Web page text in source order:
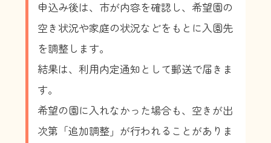
申込み後は、市が内容を確認し、希望園の
空き状況や家庭の状況などをもとに入園先
を調整します。
結果は、利用内定通知として郵送で届きま
す。
希望の園に入れなかった場合も、空きが出
次第「追加調整」が行われることがありま